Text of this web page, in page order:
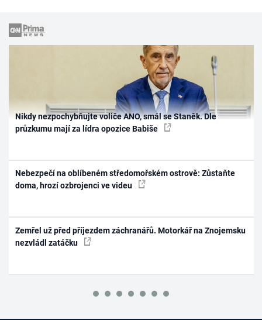
Nikdy nezpochybňujte voliče ANO, smál se Staněk. Dle
průzkumu mají za lídra opozice Babiše
Nebezpečí na oblíbeném středomořském ostrově: Zůstaňte
doma, hrozí ozbrojenci ve videu
Zemřel už před příjezdem záchranářů. Motorkář na Znojemsku
nezvládl zatáčku